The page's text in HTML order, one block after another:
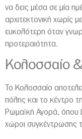
να δεις μέσα σε μία
αρχιτεκτονική χωρίς
ευκολότερη όταν
προτεραιότητα.
Κολοσσαίο
Το Κολοσσαίο
πόλης και το κέντρο
Ρωμαϊκή Αγορά, όπου
χώροι συγκέντρωσης